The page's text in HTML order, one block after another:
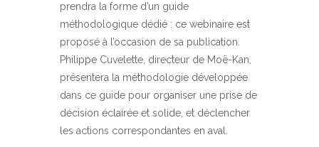
prendra la forme d’un guide
méthodologique dédié : ce webinaire est
proposé à l’occasion de sa publication.
Philippe Cuvelette, directeur de Moë-Kan,
présentera la méthodologie développée
dans ce guide pour organiser une prise de
décision éclairée et solide, et déclencher
les actions correspondantes en aval.